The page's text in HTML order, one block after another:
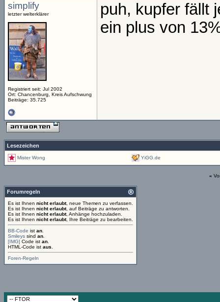
simplify
letzter welterklärer
Registriert seit: Jul 2002
Ort: Chancenburg, Kreis Aufschwung
Beiträge: 35.725
puh, kupfer fällt
ein plus von
Lesezeichen
Mister Wong YiGG.de
«
Forumregeln
Es ist Ihnen nicht erlaubt, neue Themen zu verfassen.
Es ist Ihnen nicht erlaubt, auf Beiträge zu antworten.
Es ist Ihnen nicht erlaubt, Anhänge hochzuladen.
Es ist Ihnen nicht erlaubt, Ihre Beiträge zu bearbeiten.
BB-Code ist an
Smileys sind an
[IMG] Code ist an
HTML-Code ist aus
Foren-Regeln